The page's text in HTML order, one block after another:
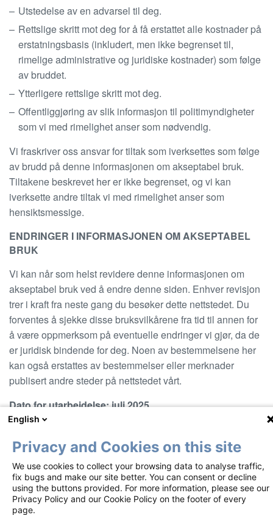
Utstedelse av en advarsel til deg.
Rettslige skritt mot deg for å få erstattet alle kostnader på
erstatningsbasis (inkludert, men ikke begrenset til,
rimelige administrative og juridiske kostnader) som følge
av bruddet.
Ytterligere rettslige skritt mot deg.
Offentliggjøring av slik informasjon til politimyndigheter
som vi med rimelighet anser som nødvendig.
Vi fraskriver oss ansvar for tiltak som iverksettes som følge
av brudd på denne informasjonen om akseptabel bruk.
Tiltakene beskrevet her er ikke begrenset, og vi kan
iverksette andre tiltak vi med rimelighet anser som
hensiktsmessige.
ENDRINGER I INFORMASJONEN OM AKSEPTABEL
BRUK
Vi kan når som helst revidere denne informasjonen om
akseptabel bruk ved å endre denne siden. Enhver revisjon
trer i kraft fra neste gang du besøker dette nettstedet. Du
forventes å sjekke disse bruksvilkårene fra tid til annen for
å være oppmerksom på eventuelle endringer vi gjør, da de
er juridisk bindende for deg. Noen av bestemmelsene her
kan også erstattes av bestemmelser eller merknader
publisert andre steder på nettstedet vårt.
Dato for utarbeidelse: juli 2025
Footer Vilkår for bruk
Personvernerklæring
Informasjonskapselpolicy
Kontakt oss
English
Privacy and Cookies on this site
We use cookies to collect your browsing data to analyse traffic,
fix bugs and make our site better. You can consent or decline
using the buttons provided. For more information, please see our
Privacy Policy and our Cookie Policy on the footer of every
page.